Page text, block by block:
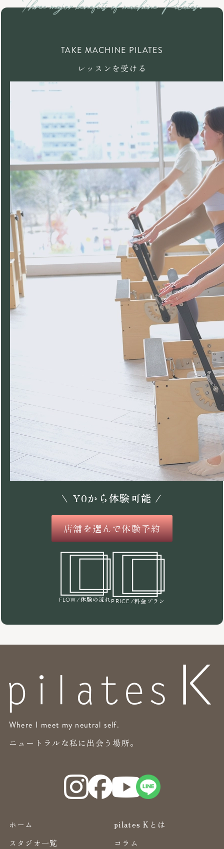
TAKE MACHINE PILATES
レッスンを受ける
\ ¥0から体験可能 /
店舗を選んで体験予約
FLOW /体験の流れPRICE /料金プラン
Where I meet my neutral self.
ニュートラルな私に出会う場所。
ホーム
pilates Kとは
スタジオ一覧
コラム